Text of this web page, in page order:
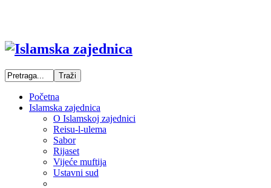
Početna
Islamska zajednica
O Islamskoj zajednici
Reisu-l-ulema
Sabor
Rijaset
Vijeće muftija
Ustavni sud